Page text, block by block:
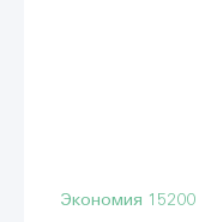
Экономия 15200